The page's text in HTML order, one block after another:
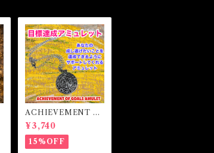
ACHIEVEMENT O
F GOALS AMULET
-あなたを目標達成へ
と導くアミュレット-
¥3,740
15%OFF